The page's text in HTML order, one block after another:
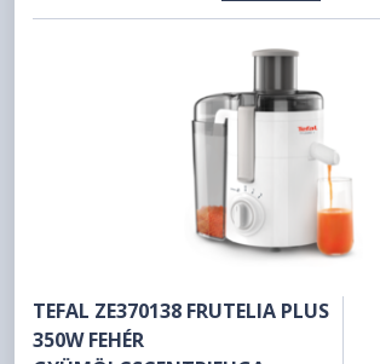
TEFAL ZE370138 FRUTELIA PLUS
350W FEHÉR